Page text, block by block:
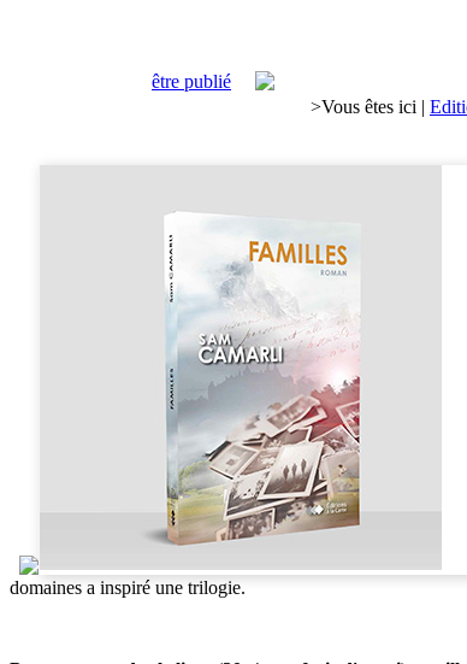
être publié
>Vous êtes ici |
domaines a inspiré une trilogie.